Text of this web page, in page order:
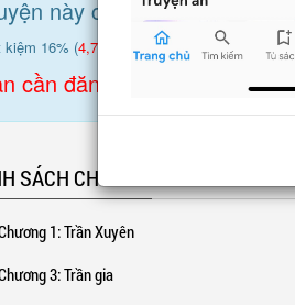
này cần 26,000LT để
kiệm 16% (4,780 LT) so với mua lẻ.
cần đăng nhập để sử dụng
SÁCH CHƯƠNG
1: Trần Xuyên
3: Trần gia